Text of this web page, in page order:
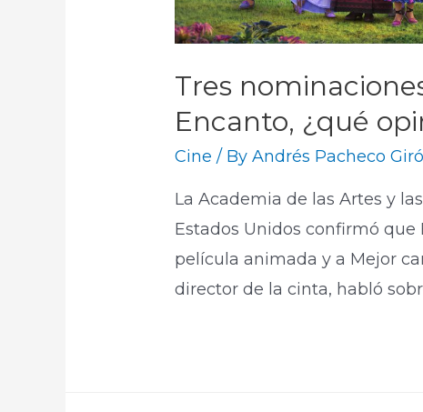
Tres
Encanto, ¿qué
Cine / ByAndrés Pacheco
La Academia de las Artes y
Estados Unidos confirmó
película animada y a Mejor
director de la cinta, habló